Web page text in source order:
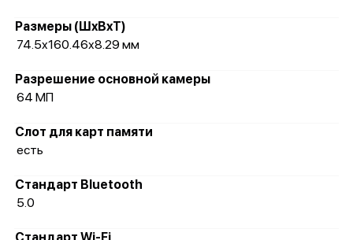
Размеры (ШxВxТ)
74.5x160.46x8.29 мм
Разрешение основной камеры
64 МП
Слот для карт памяти
есть
Стандарт Bluetooth
5.0